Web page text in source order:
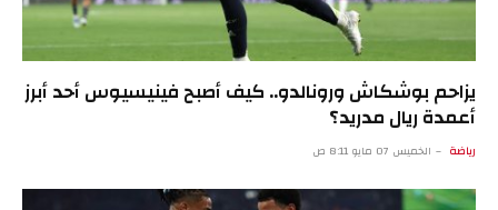
يزاحم بوشكاش ورونالدو.. كيف أصبح فينيسيوس أحد أبرز
أعمدة ريال مدريد؟
رياضة الخميس 07 مايو 8:11 ص